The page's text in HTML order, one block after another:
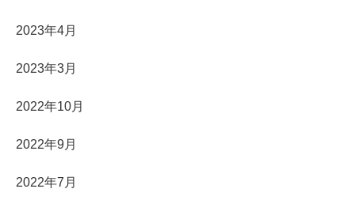
2023年4月
2023年3月
2022年10月
2022年9月
2022年7月